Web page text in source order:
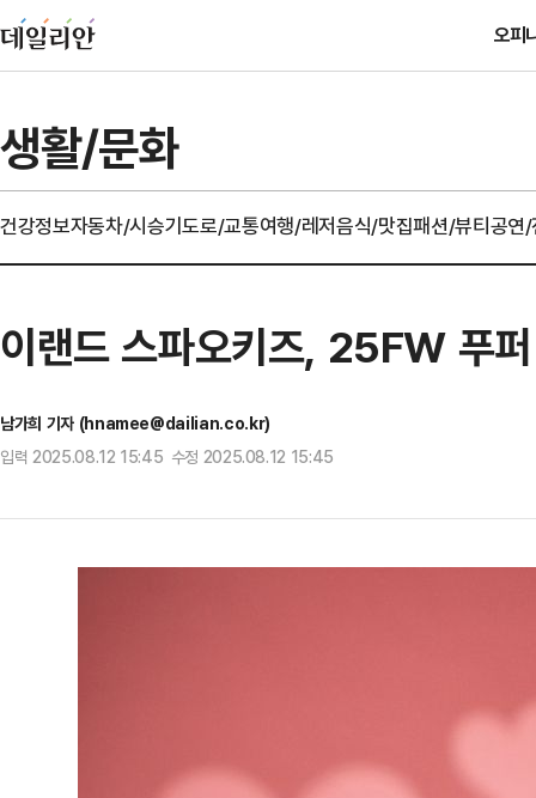
오피
생활/문화
건강정보자동차/시승기도로/교통여행/레저음식/맛집패션/뷰티공연
이랜드 스파오키즈, 25FW 푸
남가희 기자 (hnamee@dailian.co.kr)
입력 2025.08.12 15:45 수정 2025.08.12 15:45